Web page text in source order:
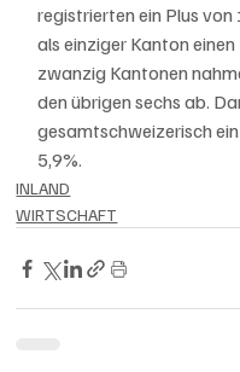
registrierten ein Plus
als einziger Kanton
zwanzig Kantonen
den übrigen sechs ab.
gesamtschweizerisch
5,9%.
INLAND
WIRTSCHAFT